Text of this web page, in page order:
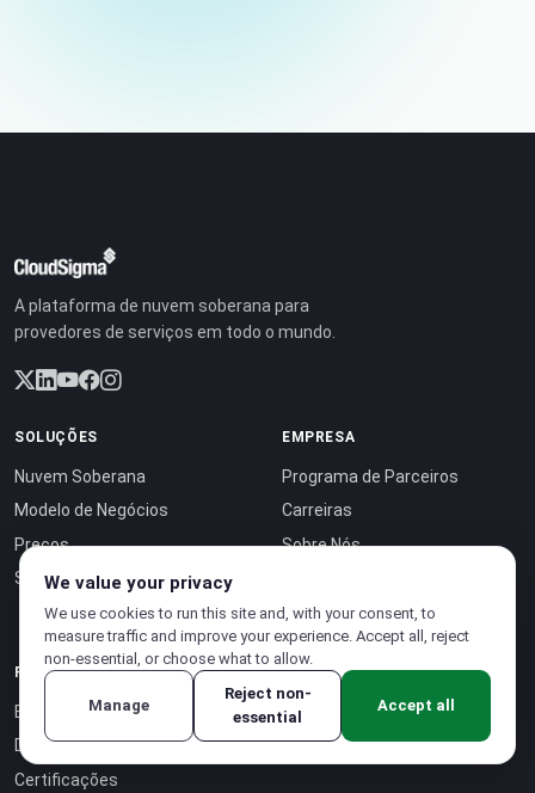
A plataforma de nuvem soberana para
provedores de serviços em todo o mundo.
SOLUÇÕES
Nuvem Soberana
Modelo de Negócios
Preços
Sustentabilidade
EMPRESA
Programa de Parceiros
Carreiras
Sobre Nós
Contato
RECURSOS
Blog
Documentação
Certificações
We value your privacy
We use cookies to run this site and, with your consent, to
measure traffic and improve your experience. Accept all, reject
non-essential, or choose what to allow.
Manage
Reject non-
essential
Accept all